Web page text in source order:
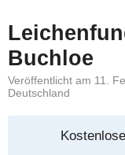
Buchloe
Veröffentlicht am 11.
Deutschland